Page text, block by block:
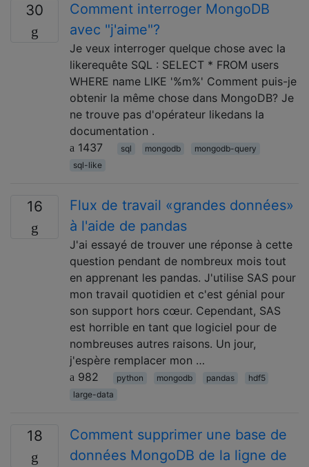
30
Comment interroger MongoDB
avec "j'aime"?
Je veux interroger quelque chose avec la
likerequête SQL : SELECT * FROM users
WHERE name LIKE '%m%' Comment puis-je
obtenir la même chose dans MongoDB? Je
ne trouve pas d'opérateur likedans la
documentation .
1437
sql mongodb
mongodb-query
sql-like
16
Flux de travail «grandes données»
à l'aide de pandas
J'ai essayé de trouver une réponse à cette
question pendant de nombreux mois tout
en apprenant les pandas. J'utilise SAS pour
mon travail quotidien et c'est génial pour
son support hors cœur. Cependant, SAS
est horrible en tant que logiciel pour de
nombreuses autres raisons. Un jour,
j'espère remplacer mon …
982
python mongodb pandas
hdf5
large-data
18
Comment supprimer une base de
données MongoDB de la ligne de